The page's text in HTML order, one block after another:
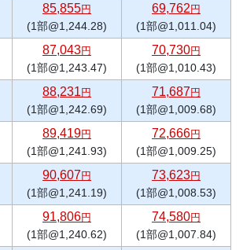
85,855円
(1部@1,244.28)
69,762 円
(1部@1,011.04)
87,043円
(1部@1,243.47)
70,730円
(1部@1,010.43)
88,231 円
(1部@1,242.69)
71,687円
(1部@1,009.68)
89,419円
(1部@1,241.93)
72,666円
(1部@1,009.25)
90,607円
(1部@1,241.19)
73,623円
(1部@1,008.53)
91,806円
(1部@1,240.62)
74,580円
(1部@1,007.84)